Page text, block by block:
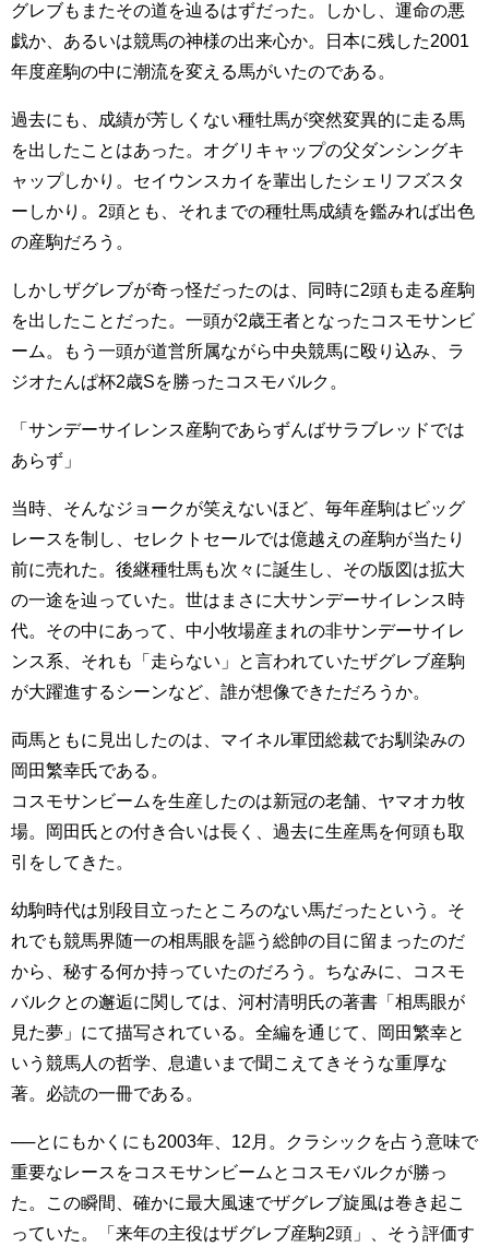
グレブもまたその道を辿るはずだった。しかし、運命の悪
戯か、あるいは競馬の神様の出来心か。日本に残した2001
年度産駒の中に潮流を変える馬がいたのである。
過去にも、成績が芳しくない種牡馬が突然変異的に走る馬
を出したことはあった。オグリキャップの父ダンシングキ
ャップしかり。セイウンスカイを輩出したシェリフズスタ
ーしかり。2頭とも、それまでの種牡馬成績を鑑みれば出色
の産駒だろう。
しかしザグレブが奇っ怪だったのは、同時に2頭も走る産駒
を出したことだった。一頭が2歳王者となったコスモサンビ
ーム。もう一頭が道営所属ながら中央競馬に殴り込み、ラ
ジオたんぱ杯2歳Sを勝ったコスモバルク。
「サンデーサイレンス産駒であらずんばサラブレッドでは
あらず」
当時、そんなジョークが笑えないほど、毎年産駒はビッグ
レースを制し、セレクトセールでは億越えの産駒が当たり
前に売れた。後継種牡馬も次々に誕生し、その版図は拡大
の一途を辿っていた。世はまさに大サンデーサイレンス時
代。その中にあって、中小牧場産まれの非サンデーサイレ
ンス系、それも「走らない」と言われていたザグレブ産駒
が大躍進するシーンなど、誰が想像できただろうか。
両馬ともに見出したのは、マイネル軍団総裁でお馴染みの
岡田繁幸氏である。
コスモサンビームを生産したのは新冠の老舗、ヤマオカ牧
場。岡田氏との付き合いは長く、過去に生産馬を何頭も取
引をしてきた。
幼駒時代は別段目立ったところのない馬だったという。そ
れでも競馬界随一の相馬眼を謳う総帥の目に留まったのだ
から、秘する何か持っていたのだろう。ちなみに、コスモ
バルクとの邂逅に関しては、河村清明氏の著書「相馬眼が
見た夢」にて描写されている。全編を通じて、岡田繁幸と
いう競馬人の哲学、息遣いまで聞こえてきそうな重厚な
著。必読の一冊である。
──とにもかくにも2003年、12月。クラシックを占う意味で
重要なレースをコスモサンビームとコスモバルクが勝っ
た。この瞬間、確かに最大風速でザグレブ旋風は巻き起こ
っていた。「来年の主役はザグレブ産駒2頭」、そう評価す